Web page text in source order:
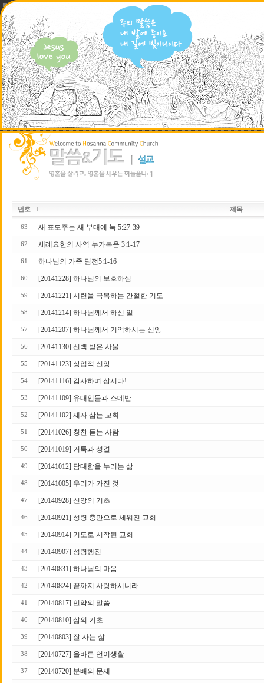
번호 제목
63 새 표도주는 새 부대에 눅 5:27-39
62 세례요한의 사역 누가복음 3:1-17
61 하나님의 가족 딤전5:1-16
60 [20141228] 하나님의 보호하심
59 [20141221] 시련을 극복하는 간절한 기도
58 [20141214] 하나님께서 하신 일
57 [20141207] 하나님께서 기억하시는 신앙
56 [20141130] 선백 받은 사울
55 [20141123] 상업적 신앙
54 [20141116] 감사하며 삽시다!
53 [20141109] 유대인들과 스데반
52 [20141102] 제자 삼는 교회
51 [20141026] 칭찬 듣는 사람
50 [20141019] 거룩과 성결
49 [20141012] 담대함을 누리는 삶
48 [20141005] 우리가 가진 것
47 [20140928] 신앙의 기초
46 [20140921] 성령 충만으로 세워진 교회
45 [20140914] 기도로 시작된 교회
44 [20140907] 성령행전
43 [20140831] 하나님의 마음
42 [20140824] 끝까지 사랑하시니라
41 [20140817] 언약의 말씀
40 [20140810] 삶의 기초
39 [20140803] 잘 사는 삶
38 [20140727] 올바른 언어생활
37 [20140720] 분배의 문제